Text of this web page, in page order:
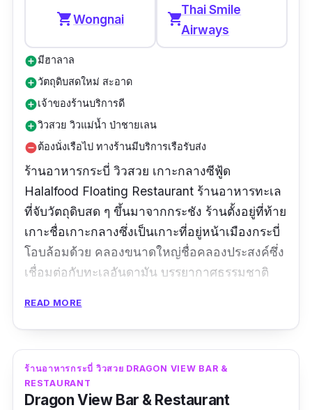
เล่นที่สุด โดยเฉพาะเคซาติญ่าต้มยำกุ้งอร่อยมาก
อยากให้ทุกคนได้ไปลองทานกันนะคะ”
shopping_cartWongnai shopping_cart
Thai Smile
Airways
add_circleมีฮาลาล
add_circleวัตถุดิบสดใหม่ สะอาด
add_circleเจ้าของร้านบริการดี
add_circleวิวสวย วิวแม่น้ำ ป่าชายเลน
remove_circleต้องนั่งเรือไป ทางร้านมีบริการเรือรับส่ง
ร้านอาหารกระบี่ วิวสวย เกาะกลางซีฟู้ด
Halalfood Floating Restaurant ร้านอาหารทะเล
ที่จับวัตถุดิบสด ๆ ขึ้นมาจากกระชัง ร้านตั้งอยู่ที่ท้าย
เกาะชื่อเกาะกลางซึ่งเป็นเกาะที่อยู่หน้าเมืองกระบี่
โอบล้อมด้วย คลองขนาดใหญ่ชื่อคลองประสงค์ซึ่ง
เชื่อมต่อกับทะเลอันดามัน บรรยากาศธรรมชาติ
และบริการดีสุด ๆ อิสลามกินได้นะคะร้านนี้ มีฮาลา
ลค่ะ
ข้อมูลเฉพาะ
READ MORE
ร้านอาหารกระบี่ วิวสวย DRAGON VIEW BAR &
RESTAURANT
Dragon View Bar & Restaurant